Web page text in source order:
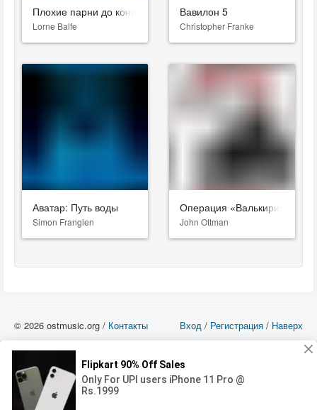
Плохие парни до конца
Lorne Balfe
Вавилон 5
Christopher Franke
Аватар: Путь воды
Simon Franglen
Операция «Валькирия»
John Ottman
Вход / Регистрация / Наверх
© 2026 ostmusic.org / Контакты
можете использовать такие материалы только в том в случае, если
использование производится с ознакомительными целями - для прочих целей
вы должны приобрести лицензионную запись.